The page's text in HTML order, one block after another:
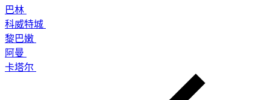
巴林
科威特城
黎巴嫩
阿曼
卡塔尔